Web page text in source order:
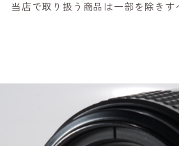
当店で取り扱う商品は一部を除きす